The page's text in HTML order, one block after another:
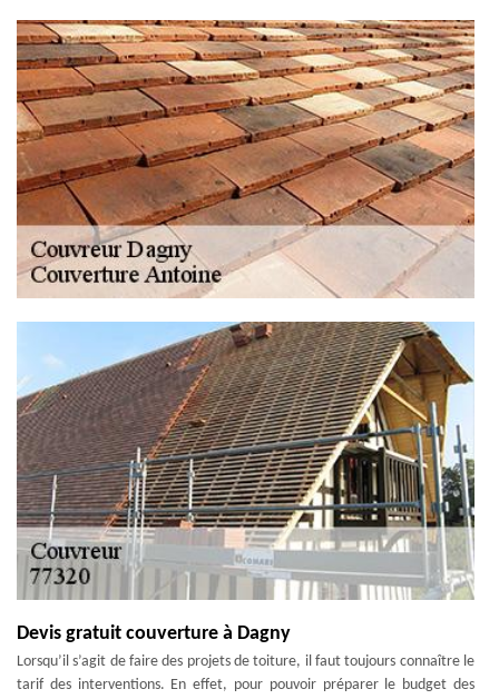
Devis gratuit couverture à Dagny
Lorsqu’il s’agit de faire des projets de toiture, il faut toujours connaître le
tarif des interventions. En effet, pour pouvoir préparer le budget des